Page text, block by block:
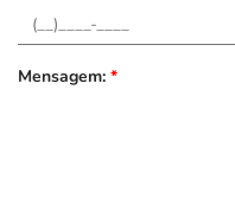
Mensagem: *